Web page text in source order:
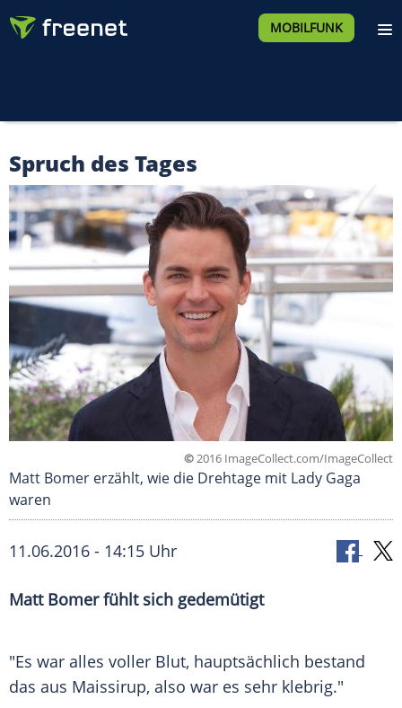
MOBILFUNK
Spruch des Tages
©2016 ImageCollect.com/ImageCollect
Matt Bomer erzählt, wie die Drehtage mit Lady Gaga
waren
11.06.2016 - 14:15 Uhr
Matt Bomer fühlt sich gedemütigt
"Es war alles voller Blut, hauptsächlich bestand
das aus Maissirup, also war es sehr klebrig."